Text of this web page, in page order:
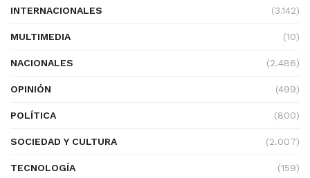
INTERNACIONALES (3.142)
MULTIMEDIA (10)
NACIONALES (2.486)
OPINIÓN (499)
POLÍTICA (800)
SOCIEDAD Y CULTURA (2.007)
TECNOLOGÍA (159)